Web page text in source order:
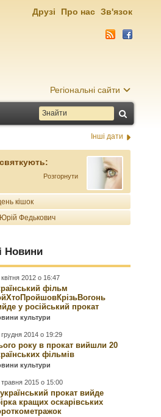
Регіональні сайти
Друзі Про нас Зв'язок
Інші дати
Розгорнути
кішок
Федькович
Новини
квітня 2012 о 16:47
фільм
у російський прокат
культури
грудня 2014 о 19:29
року в прокат вийшли 20
фільмів
культури
травня 2015 о 15:00
прокат вийде
кращих оскарівських